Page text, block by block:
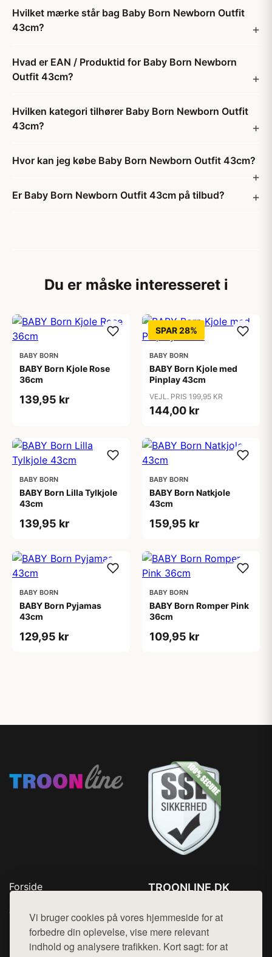
Vi bruger cookies på vores hjemmeside for at
forbedre din oplevelse, vise mere relevant
indhold og analysere trafikken. Kort sagt: for at
Hvilket mærke står bag Baby Born Newborn Outfit
43cm?
Hvad er EAN / Produktid for Baby Born Newborn
Outfit 43cm?
Hvilken kategori tilhører Baby Born Newborn Outfit
43cm?
Hvor kan jeg købe Baby Born Newborn Outfit 43cm?
Er Baby Born Newborn Outfit 43cm på tilbud?
Du er måske interesseret i
BABY BORN
BABY Born Kjole Rose
36cm
139,95 kr
SPAR 28%
BABY BORN
BABY Born Kjole med
Pinplay 43cm
VEJL. PRIS 199,95 KR
144,00 kr
BABY BORN
BABY Born Lilla Tylkjole
43cm
139,95 kr
BABY BORN
BABY Born Natkjole
43cm
159,95 kr
BABY BORN
BABY Born Pyjamas
43cm
129,95 kr
BABY BORN
BABY Born Romper Pink
36cm
109,95 kr
Forside
Top Rabatter
Blog
Kontakt
TROONLINE.DK
Mail: hej@want.dk
Cookie- og privatlivspolitik